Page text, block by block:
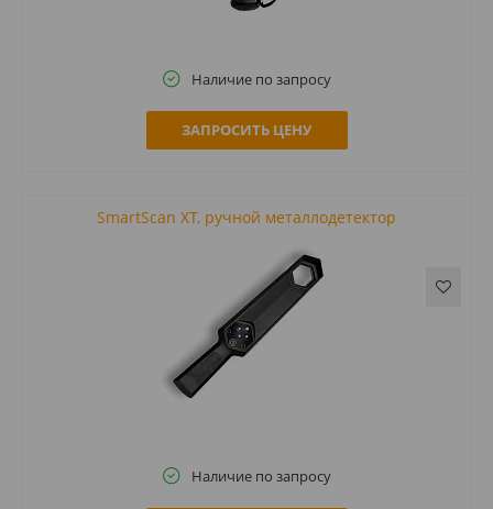
Наличие по запросу
ЗАПРОСИТЬ ЦЕНУ
SmartScan ХT, ручной металлодетектор
Наличие по запросу